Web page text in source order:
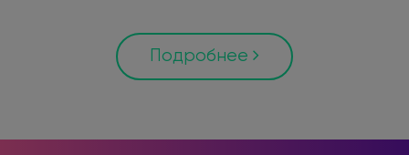
Подробнее